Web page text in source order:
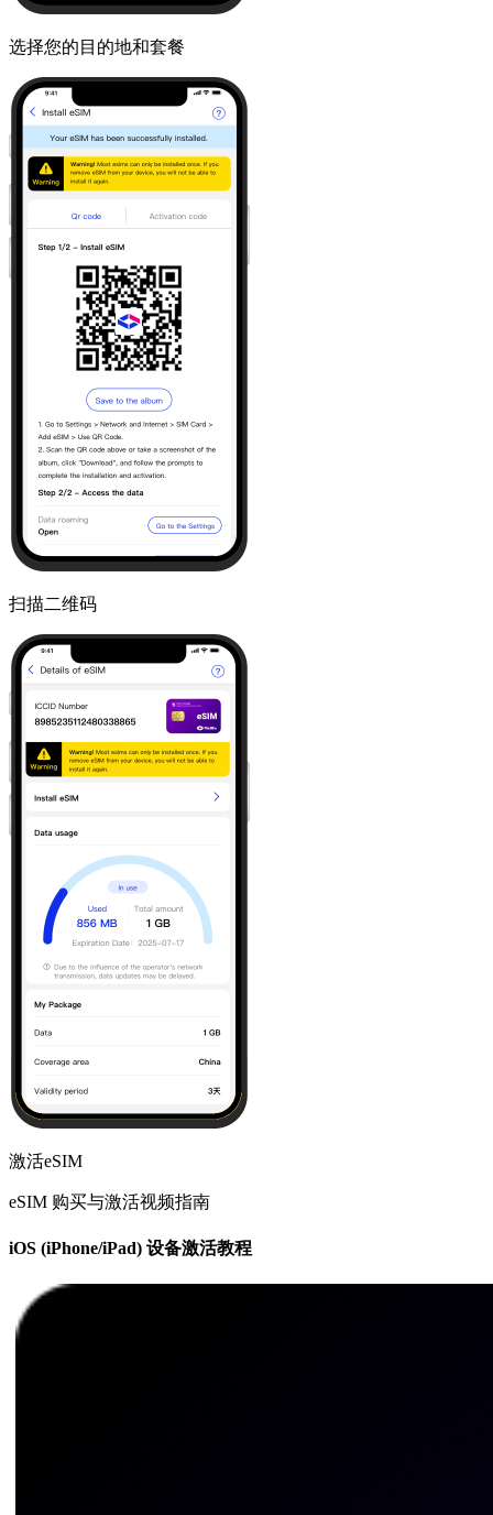
选择您的目的地和套餐
扫描二维码
激活eSIM
eSIM 购买与激活视频指南
iOS (iPhone/iPad) 设备激活教程